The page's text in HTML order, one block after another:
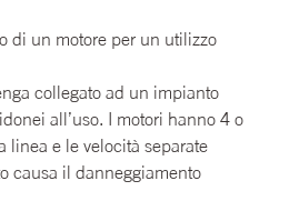
di un motore per un utilizzo
collegato ad un impianto
all’uso. I motori hanno 4 o
linea e le velocità separate
causa il danneggiamento